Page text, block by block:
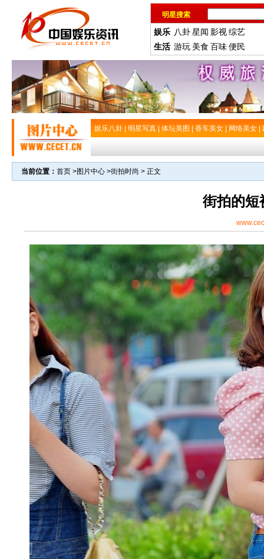
明星搜索
娱乐 八卦星闻 影视综艺
生活 游玩 美食 百味便民
娱乐八卦 明星写真 体坛美图 香车美女 网络美女
当前位置： 首页 >图片中心 >街拍时尚 > 正文
街拍的短